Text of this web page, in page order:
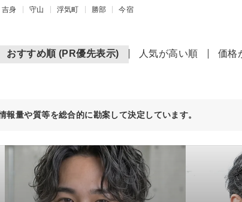
吉身 守山 浮気町 勝部 今宿
おすすめ順 (PR優先表示) 人気が高い順 価格
量や質等を総合的に勘案して決定しています。